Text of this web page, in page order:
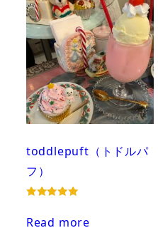
toddlepuft（トドルパ
フ）
out of 5
Read more